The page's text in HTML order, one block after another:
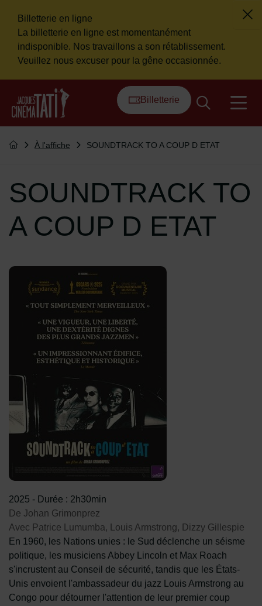
Flash info
Billetterie en ligne
La billetterie en ligne est momentanément
indisponible. Nos travaillons a son rétablissement.
Veuillez nous excuser pour la gêne occasionnée.
Retour à l'accueil
Billetterie
Vous êtes ici :
Retourner à l'accueil
À l'affiche SOUNDTRACK TO A COUP D ETAT
SOUNDTRACK TO
A COUP D ETAT
2025 - Durée : 2h30min
De Johan Grimonprez
Avec Patrice Lumumba, Louis Armstrong, Dizzy Gillespie
En 1960, les Nations unies : le Sud déclenche un séisme
politique, les musiciens Abbey Lincoln et Max Roach
s'incrustent au Conseil de sécurité, tandis que les États-
Unis envoient l'ambassadeur du jazz Louis Armstrong au
Congo pour détourner l'attention de leur premier coup